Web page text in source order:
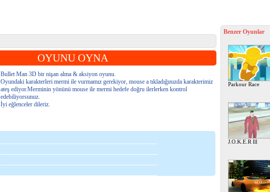
OYUNU OYNA
Bullet Man 3D bir nişan alma & aksiyon oyunu.
Oyundaki karakterleri mermi ile vurmamız gerekiyor, mouse a tıkladığınızda karakterimiz
ateş ediyor.Merminin yönünü mouse ile mermi hedefe doğru ilerlerken kontrol
edebiliyorsunuz.
İyi eğlenceler dileriz.
Benzer Oyunlar
Parkour Race
J.O.K.E.R lll